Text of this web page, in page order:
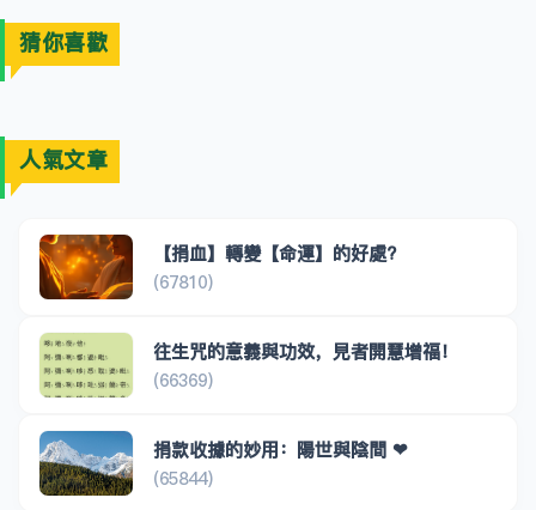
猜你喜歡
人氣文章
【捐血】轉變【命運】的好處?
(67810)
往生咒的意義與功效，見者開慧增福！
(66369)
捐款收據的妙用：陽世與陰間 ❤
(65844)